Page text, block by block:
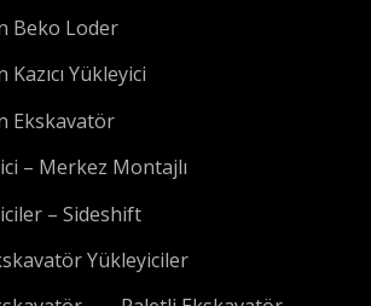
Beko Loder
Yükleyici
Ekskavatör
– Merkez Montajlı
– Sideshift
Yükleyiciler